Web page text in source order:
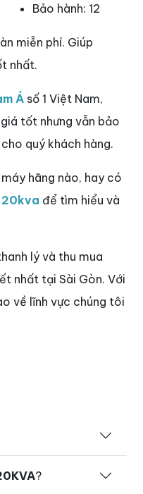
Bảo hành: 12
miễn phí. Giúp
nhất.
Á số 1 Việt Nam,
tốt nhưng vẫn bảo
quý khách hàng.
hãng nào, hay có
20kva để tìm hiểu và
lý và thu mua
nhất tại Sài Gòn. Với
về lĩnh vực chúng tôi
?